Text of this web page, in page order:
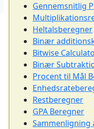
Gennemsnitlig
Heltalsberegner
Binær
Bitwise
Binær
Procent til Mål
Restberegner
GPA Beregner
Sammenligning